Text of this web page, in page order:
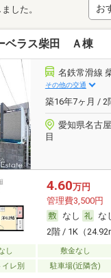
した。
ベラス柴田 Ａ棟
名鉄常滑線
その他の交通
築16年7ヶ月 / 2
愛知県名古
目
4.60万円
管理費3,500円
なし
な
2階 / 1K（
し 敷金なし
イレ別
駐車場(近隣含)